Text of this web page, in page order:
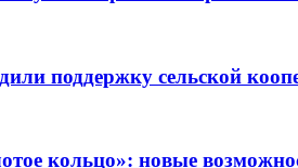
поддержку сельской
кольцо»: новые